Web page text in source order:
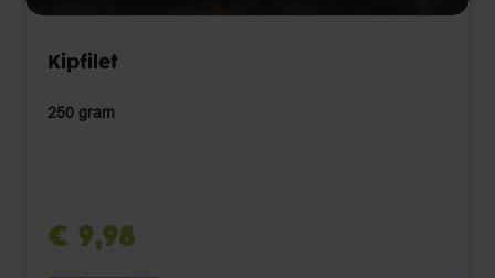
Kipfilet
250 gram
€ 9,98 ‌